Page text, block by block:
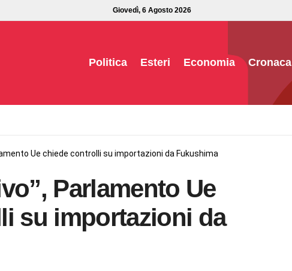
Giovedì, 6 Agosto 2026
Politica Esteri Economia Cronaca
Ue chiede controlli su importazioni da Fukushima
Parlamento Ue
su importazioni da